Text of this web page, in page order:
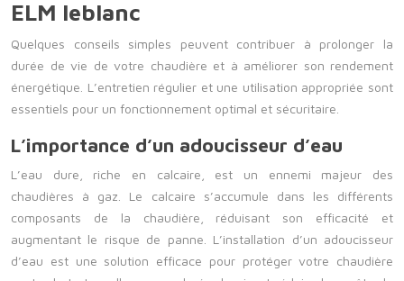
ELM leblanc
Quelques conseils simples peuvent contribuer à prolonger la
durée de vie de votre chaudière et à améliorer son rendement
énergétique. L’entretien régulier et une utilisation appropriée sont
essentiels pour un fonctionnement optimal et sécuritaire.
L’importance d’un adoucisseur d’eau
L’eau dure, riche en calcaire, est un ennemi majeur des
chaudières à gaz. Le calcaire s’accumule dans les différents
composants de la chaudière, réduisant son efficacité et
augmentant le risque de panne. L’installation d’un adoucisseur
d’eau est une solution efficace pour protéger votre chaudière